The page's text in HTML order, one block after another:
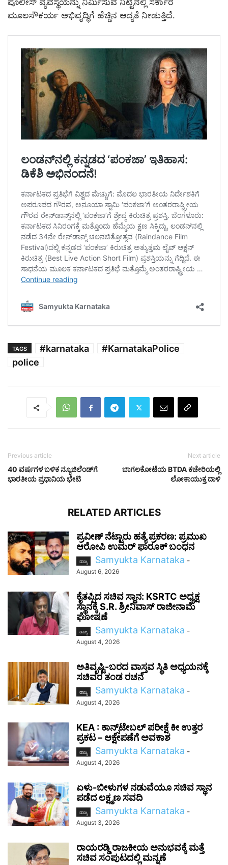
ಪೊಲೀಸ್ ವ್ಯವಸ್ಥೆಯನ್ನು ನಿರ್ಮಿಸುವ ನಿಟ್ಟಿನಲ್ಲಿ ಸರ್ಕಾರ
ಮೂಲಸೌಕರ್ಯ ಅಭಿವೃದ್ಧಿಗೆ ಹೆಚ್ಚಿನ ಆದ್ಯತೆ ನೀಡುತ್ತಿದೆ.
TAGS #karnataka
#KarnatakaPolice
police
Previous article
40 ವರ್ಷಗಳ ಬಳಿಕ ನ್ಯೂಜಿಲೆಂಡ್‌ಗೆ
ಭಾರತೀಯ ಪ್ರಧಾನಿಯ ಭೇಟಿ
Next article
ಬಾಗಲಕೋಟೆಯ BTDA ಕಚೇರಿಯಲ್ಲಿ
ಲೋಕಾಯುಕ್ತ ದಾಳಿ
RELATED ARTICLES
ಪ್ರವೀಣ್ ನೆಟ್ಟಾರು ಹತ್ಯೆ ಪ್ರಕರಣ: ಪ್ರಮುಖ
ಆರೋಪಿ ಉಮರ್ ಫಾರೂಕ್ ಬಂಧನ
ರಾಜ್ಯ Samyukta Karnataka -
August 6, 2026
ಕೈತಪ್ಪಿದ ಸಚಿವ ಸ್ಥಾನ: KSRTC ಅಧ್ಯಕ್ಷ
ಸ್ಥಾನಕ್ಕೆ S.R. ಶ್ರೀನಿವಾಸ್ ರಾಜೀನಾಮೆ
ಘೋಷಣೆ
ರಾಜ್ಯ Samyukta Karnataka -
August 4, 2026
ಅತಿವೃಷ್ಟಿ-ಬರದ ವಾಸ್ತವ ಸ್ಥಿತಿ ಅಧ್ಯಯನಕ್ಕೆ
ಸಚಿವರ ತಂಡ ರಚನೆ
ರಾಜ್ಯ Samyukta Karnataka -
August 4, 2026
KEA : ಕಾನ್ಸ್‌ಟೇಬಲ್ ಪರೀಕ್ಷೆ ಕೀ ಉತ್ತರ
ಪ್ರಕಟ – ಆಕ್ಷೇಪಣೆಗೆ ಅವಕಾಶ
ರಾಜ್ಯ Samyukta Karnataka -
August 4, 2026
ಏಳು-ಬೀಳುಗಳ ನಡುವೆಯೂ ಸಚಿವ ಸ್ಥಾನ
ಪಡೆದ ಲಕ್ಷ್ಮಣ ಸವದಿ
ರಾಜ್ಯ Samyukta Karnataka -
August 3, 2026
ರಾಯರಡ್ಡಿ ರಾಜಕೀಯ ಅನುಭವಕ್ಕೆ ಮತ್ತೆ
ಸಚಿವ ಸಂಪುಟದಲ್ಲಿ ಮನ್ನಣೆ